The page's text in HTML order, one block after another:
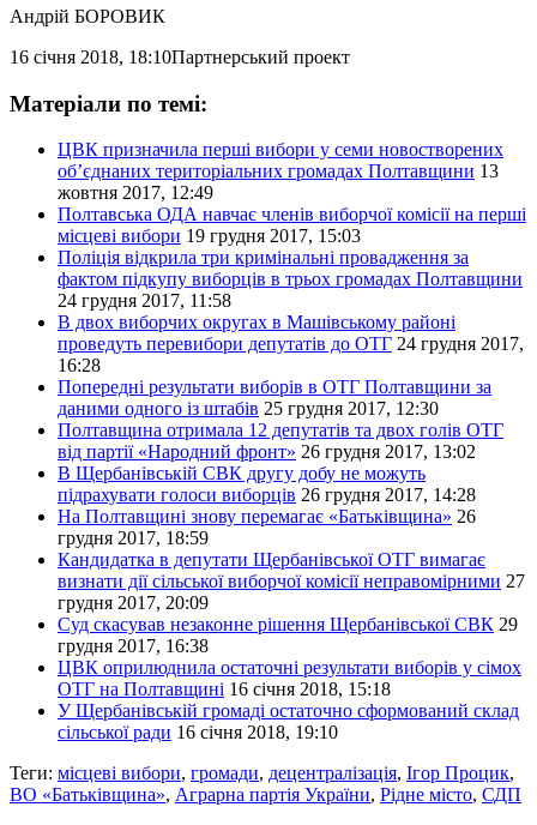
Андрій БОРОВИК
16 січня 2018, 18:10Партнерський проект
Матеріали по темі:
ЦВК призначила перші вибори у семи новостворених
об’єднаних територіальних громадах Полтавщини 13
жовтня 2017, 12:49
Полтавська ОДА навчає членів виборчої комісії на перші
місцеві вибори 19 грудня 2017, 15:03
Поліція відкрила три кримінальні провадження за
фактом підкупу виборців в трьох громадах Полтавщини
24 грудня 2017, 11:58
В двох виборчих округах в Машівському районі
проведуть перевибори депутатів до ОТГ 24 грудня 2017,
16:28
Попередні результати виборів в ОТГ Полтавщини за
даними одного із штабів 25 грудня 2017, 12:30
Полтавщина отримала 12 депутатів та двох голів ОТГ
від партії «Народний фронт» 26 грудня 2017, 13:02
В Щербанівській СВК другу добу не можуть
підрахувати голоси виборців 26 грудня 2017, 14:28
На Полтавщині знову перемагає «Батьківщина» 26
грудня 2017, 18:59
Кандидатка в депутати Щербанівської ОТГ вимагає
визнати дії сільської виборчої комісії неправомірними 27
грудня 2017, 20:09
Суд скасував незаконне рішення Щербанівської СВК 29
грудня 2017, 16:38
ЦВК оприлюднила остаточні результати виборів у сімох
ОТГ на Полтавщині 16 січня 2018, 15:18
У Щербанівській громаді остаточно сформований склад
сільської ради 16 січня 2018, 19:10
Теги: місцеві вибори, громади, децентралізація, Ігор Процик,
ВО «Батьківщина», Аграрна партія України, Рідне місто, СДП